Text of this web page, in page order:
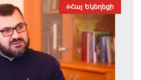
#Հայ Եկեղեցի